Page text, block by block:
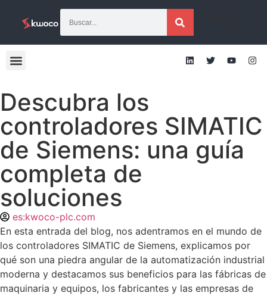
Descubra los
controladores SIMATIC
de Siemens: una guía
completa de
soluciones
es:kwoco-plc.com
En esta entrada del blog, nos adentramos en el mundo de
los controladores SIMATIC de Siemens, explicamos por
qué son una piedra angular de la automatización industrial
moderna y destacamos sus beneficios para las fábricas de
maquinaria y equipos, los fabricantes y las empresas de